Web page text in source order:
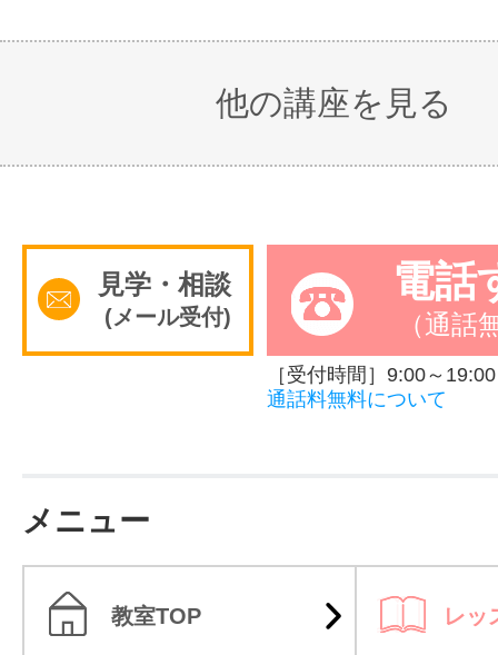
他の講座を見る
見学・相談
(メール受付)
電話
（通話
［受付時間］9:00～19:00
通話料無料について
メニュー
教室TOP レッ